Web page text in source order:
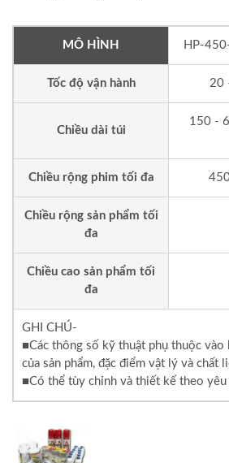
MÔ HÌNH HP-
Tốc độ vận hành 20
Chiều dài túi
150 -
Chiều rộng phim tối đa
Chiều rộng sản phẩm tối
đa
Chiều cao sản phẩm tối
đa
GHI CHÚ-
■Các thông số kỹ thuật phụ thuộc
của sản phẩm, đặc điểm vật lý và chất
■Có thể tùy chỉnh và thiết kế theo yêu